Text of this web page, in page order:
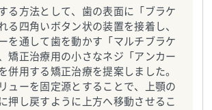
る方法として、歯の表面に「ブラケ
る四角いボタン状の装置を接着し、
を通して歯を動かす「マルチブラケ
矯正治療用の小さなネジ「アンカー
併用する矯正治療を提案しました。
ューを固定源とすることで、上顎の
押し戻すように上方へ移動させるこ